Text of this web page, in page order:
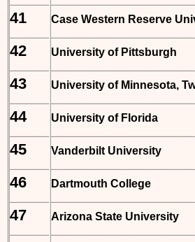
41 Case Western Reserve
42 University of Pittsburgh
43 University of Minnesota,
44 University of Florida
45 Vanderbilt University
46 Dartmouth College
47 Arizona State University